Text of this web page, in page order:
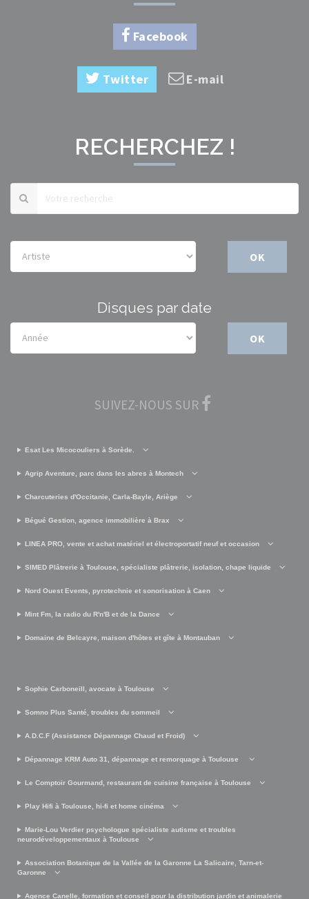
Facebook
Twitter E-mail
RECHERCHEZ !
OK
Disques par date
OK
SUIVEZ-NOUS SUR
Esat Les Micocouliers à Sorède.
Agrip Aventure, parc dans les abres à Montech
Charcuteries d'Occitanie, Carla-Bayle, Ariège
Bégué Gestion, agence immobilière à Brax
LINEA PRO, vente et achat matériel et électroportatif neuf et occasion
SIMED Plâtrerie à Toulouse, spécialiste plâtrerie, isolation, chape liquide
Nord Ouest Events, pyrotechnie et sonorisation à Caen
Mint Fm, la radio du R'n'B et de la Dance
Domaine de Belcayre, maison d'hôtes et gîte à Montauban
Sophie Carboneill, avocate à Toulouse
Somno Plus Santé, troubles du sommeil
A.D.C.F (Assistance Dépannage Chaud et Froid)
Dépannage KRM Auto 31, dépannage et remorquage à Toulouse
Le Comptoir Gourmand, restaurant de cuisine française à Toulouse
Play Hifi à Toulouse, hi-fi et home cinéma
Marie-Lou Verdier psychologue spécialiste autisme et troubles
neurodéveloppementaux à Toulouse
Association Botanique de la Vallée de la Garonne La Salicaire, Tarn-et-
Garonne
Agence Canelle, formation et conseil pour la distribution jardin et animalerie